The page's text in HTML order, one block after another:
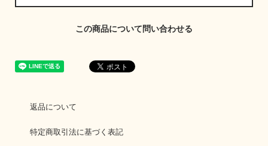
この商品について問い合わせる
返品について
特定商取引法に基づく表記